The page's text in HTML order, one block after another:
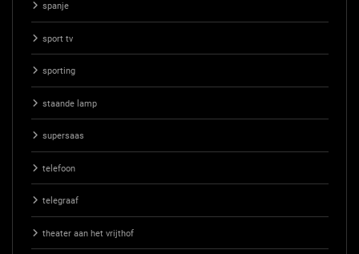
spanje
sport tv
sporting
staande lamp
supersaas
telefoon
telegraaf
theater aan het vrijthof